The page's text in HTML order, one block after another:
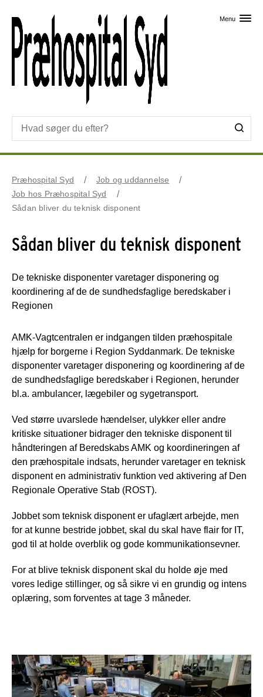
Menu
Præhospital Syd
Job og uddannelse
Job hos Præhospital Syd
Sådan bliver du teknisk disponent
Sådan bliver du teknisk disponent
De tekniske disponenter varetager disponering og
koordinering af de de sundhedsfaglige beredskaber i
Regionen
AMK-Vagtcentralen er indgangen tilden præhospitale
hjælp for borgerne i Region Syddanmark. De tekniske
disponenter varetager disponering og koordinering af de
de sundhedsfaglige beredskaber i Regionen, herunder
bl.a. ambulancer, lægebiler og sygetransport.
Ved større uvarslede hændelser, ulykker eller andre
kritiske situationer bidrager den tekniske disponent til
håndteringen af Beredskabs AMK og koordineringen af
den præhospitale indsats, herunder varetager en teknisk
disponent en administrativ funktion ved aktivering af Den
Regionale Operative Stab (ROST).
Jobbet som teknisk disponent er ufaglært arbejde, men
for at kunne bestride jobbet, skal du skal have flair for IT,
god til at holde overblik og gode kommunikationsevner.
For at blive teknisk disponent skal du holde øje med
vores ledige stillinger, og så sikre vi en grundig og intens
oplæring, som forventes at tage 3 måneder.